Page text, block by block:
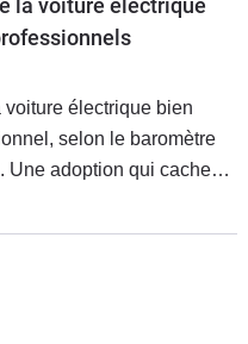
la voiture électrique
électrique bien
selon le baromètre
Une adoption qui cache